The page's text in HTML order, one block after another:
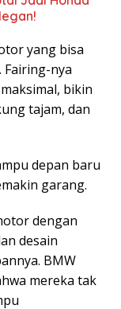
yang bisa
nya
bikin
tajam, dan
depan baru
garang.
dengan
desain
BMW
mereka tak